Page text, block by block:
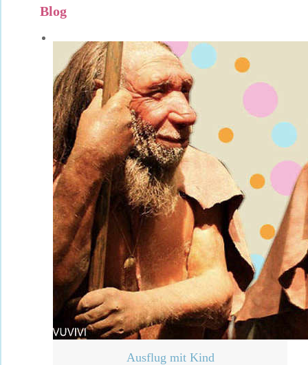
Blog
Ausflug mit Kind